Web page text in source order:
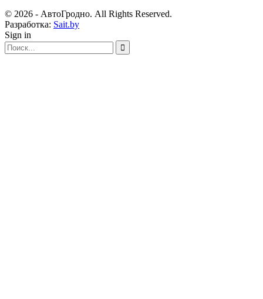
© 2026 - АвтоГродно. All Rights Reserved.
Разработка: Sait.by
Sign in